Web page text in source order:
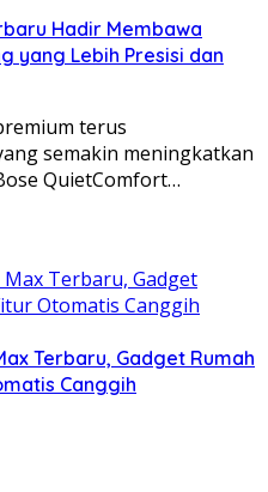
Hadir Membawa
yang Lebih Presisi dan
terus
semakin meningkatkan
QuietComfort…
Terbaru, Gadget Rumah
Canggih